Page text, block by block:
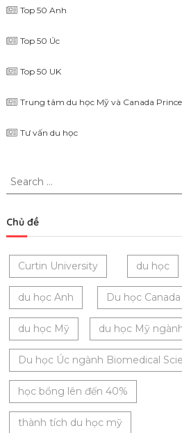
Top 50 Anh
Top 50 Úc
Top 50 UK
Trung tâm du học Mỹ và Canada
Tư vấn du học
Search
Chủ đề
Curtin University du học
du học Anh Du học Canada
du học Mỹ du học Mỹ
Du học Úc ngành Biomedical
học bổng lên đến 40%
thành tích du học mỹ